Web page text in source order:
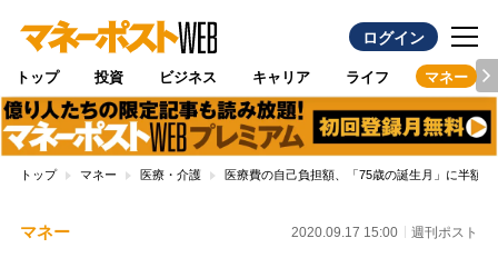
ログイン
トップ 投資 ビジネス キャリア ライフ マネー
トップ マネー 医療・介護 医療費の自己負担額、「75歳の誕生月」に半額
マネー 2020.09.17 15:00 週刊ポスト